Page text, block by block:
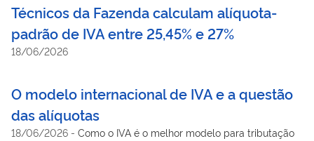
Técnicos da Fazenda calculam alíquota-
padrão de IVA entre 25,45% e 27%
18/06/2026
O modelo internacional de IVA e a questão
das alíquotas
18/06/2026 - Como o IVA é o melhor modelo para tributação